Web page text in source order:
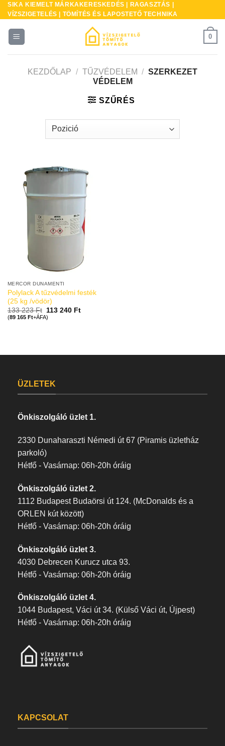
Skip
to
content
SIKA KIEMELT MÁRKAKERESKEDÉS | RAGASZTÁS |
VÍZSZIGETELÉS | TÖMÍTÉS ÉS LAPOSTETŐ TECHNIKA
0
KEZDŐLAP / TŰZVÉDELEM / SZERKEZET
VÉDELEM
SZŰRÉS
MERCOR DUNAMENTI
Polylack A tűzvédelmi festék
(25 kg /vödör)
133 223Ft 113 240 Ft
(89 165 Ft+ÁFA)
ÜZLETEK
Önkiszolgáló üzlet 1.
2330 Dunaharaszti Némedi út 67 (Piramis üzletház
parkoló)
Hétfő - Vasárnap: 06h-20h óráig
Önkiszolgáló üzlet 2.
1112 Budapest Budaörsi út 124. (McDonalds és a
ORLEN kút között)
Hétfő - Vasárnap: 06h-20h óráig
Önkiszolgáló üzlet 3.
4030 Debrecen Kurucz utca 93.
Hétfő - Vasárnap: 06h-20h óráig
Önkiszolgáló üzlet 4.
1044 Budapest, Váci út 34. (Külső Váci út, Újpest)
Hétfő - Vasárnap: 06h-20h óráig
KAPCSOLAT